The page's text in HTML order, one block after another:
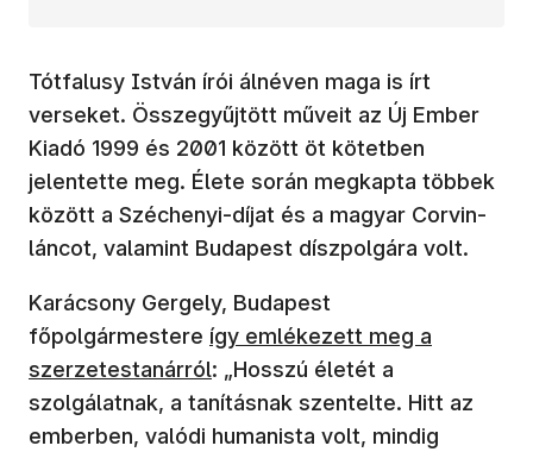
Tótfalusy István írói álnéven maga is írt
verseket. Összegyűjtött műveit az Új Ember
Kiadó 1999 és 2001 között öt kötetben
jelentette meg. Élete során megkapta többek
között a Széchenyi-díjat és a magyar Corvin-
láncot, valamint Budapest díszpolgára volt.
Karácsony Gergely, Budapest
főpolgármestere (új ablakban nyílik meg)
így emlékezett meg a
szerzetestanárról: „Hosszú életét a
szolgálatnak, a tanításnak szentelte. Hitt az
emberben, valódi humanista volt, mindig